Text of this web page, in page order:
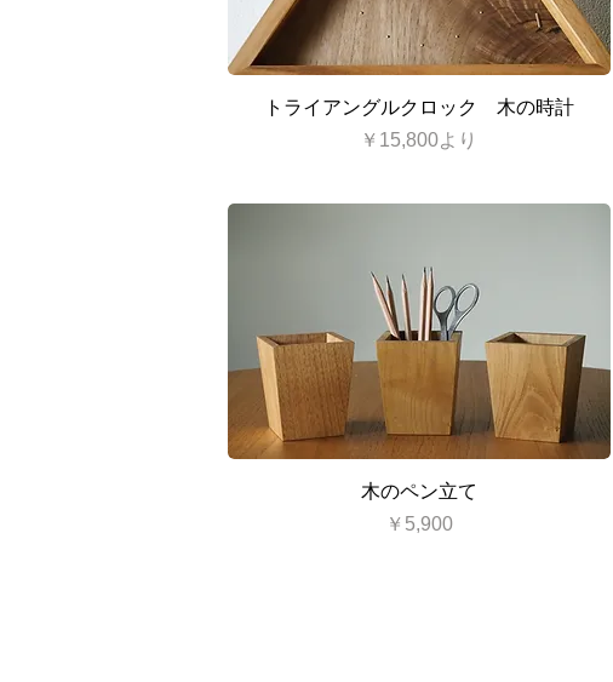
クイックビュー
トライアングルクロック 木の時計
￥15,800より
セール価格
クイックビュー
木のペン立て
価格
￥5,900